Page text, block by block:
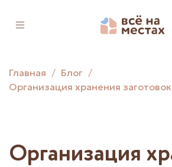
Главная
Блог
Организация хранения заготовок
Организация